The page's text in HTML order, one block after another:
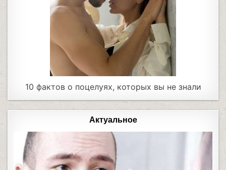
10 фактов о поцелуях, которых вы не знали
Актуальное